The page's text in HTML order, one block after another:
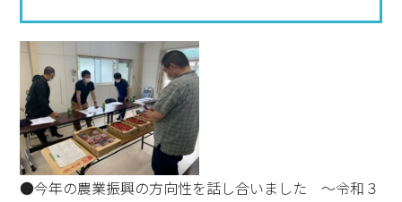
●今年の農業振興の方向性を話し合いました ～令和３